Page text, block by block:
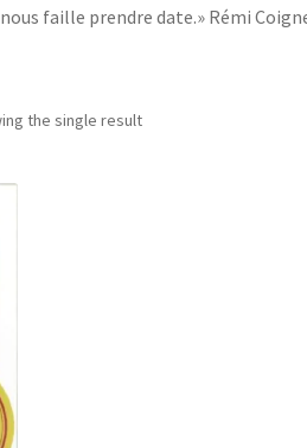
faille prendre date.» Rémi
the single result